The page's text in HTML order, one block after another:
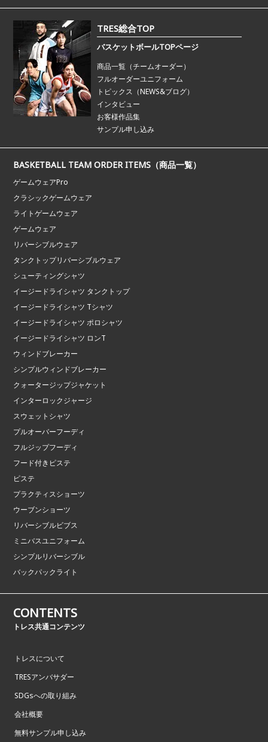
TRES総合TOP
バスケットボールTOPページ
商品一覧（チームオーダー）
フルオーダーユニフォーム
トピックス（NEWS&ブログ）
インタビュー
お客様作品集
サンプル申し込み
BASKETBALL TEAM ORDER ITEMS（商品一覧）
ゲームウェアPro
クラシックゲームウェア
ライトゲームウェア
ゲームウェア
リバーシブルウェア
タンクトップリバーシブルウェア
シューティングシャツ
イージードライシャツ タンクトップ
イージードライシャツ Tシャツ
イージードライシャツ ポロシャツ
イージードライシャツ ロンT
ウィンドブレーカー
シンプルウィンドブレーカー
クォータージップジャケット
インターロックジャージ
スウェットシャツ
プルオーバーフーディ
フルジップフーディ
フード付きピステ
ピステ
プラクティスショーツ
ウーブンショーツ
リバーシブルビブス
ミニバスユニフォーム
シンプルリバーシブル
バックパックライト
CONTENTS
トレス共通コンテンツ
トレスについて
TRESアンバサダー
SDGsへの取り組み
会社概要
無料サンプル申し込み